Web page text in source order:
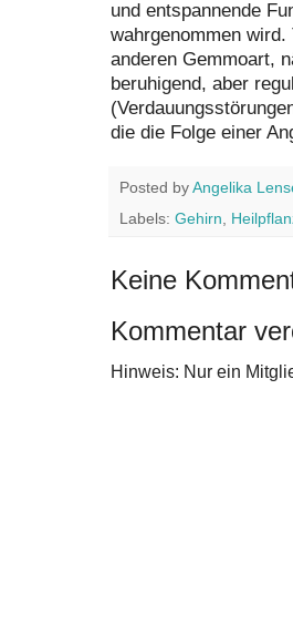
und entspannende
wahrgenommen
anderen Gemmoart,
beruhigend, aber
die die Folge einer
Posted byAngelika
Labels: Gehirn
Keine
Kommentar
Hinweis: Nur ein